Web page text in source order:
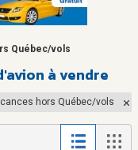
Québec/vols
à vendre
hors Québec/vols